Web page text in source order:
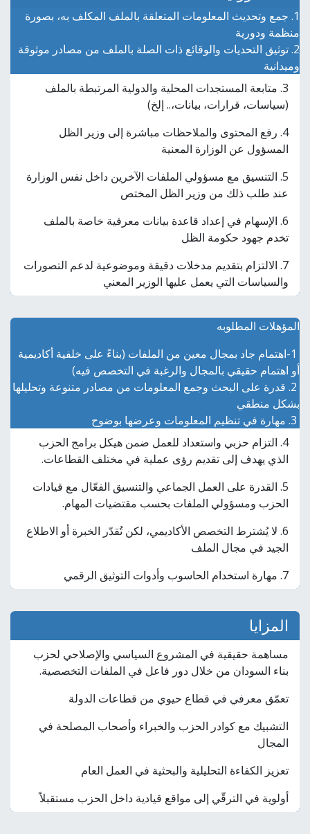
1. جمع وتحديث المعلومات المتعلقة بالملف المكلف به، بصورة
منظمة ودورية
2. توثيق التحديات والوقائع ذات الصلة بالملف من مصادر موثوقة
وميدانية
3. متابعة المستجدات المحلية والدولية المرتبطة بالملف
(سياسات، قرارات، بيانات،.. إلخ)
4. رفع المحتوى والملاحظات مباشرة إلى وزير الظل
المسؤول عن الوزارة المعنية
5. التنسيق مع مسؤولي الملفات الآخرين داخل نفس الوزارة
عند طلب ذلك من وزير الظل المختص
6. الإسهام في إعداد قاعدة بيانات معرفية خاصة بالملف
تخدم جهود حكومة الظل
7. الالتزام بتقديم مدخلات دقيقة وموضوعية لدعم التصورات
والسياسات التي يعمل عليها الوزير المعني
المؤهلات المطلوبه
1-اهتمام جاد بمجال معين من الملفات (بناءً على خلفية أكاديمية
أو اهتمام حقيقي بالمجال والرغبة في التخصص فيه)
2. قدرة على البحث وجمع المعلومات من مصادر متنوعة وتحليلها
بشكل منطقي
4. التزام حزبي واستعداد للعمل ضمن هيكل برامج الحزب
الذي يهدف إلى تقديم رؤى عملية في مختلف القطاعات.
5. القدرة على العمل الجماعي والتنسيق الفعّال مع قيادات
الحزب ومسؤولي الملفات بحسب مقتضيات المهام.
6. لا يُشترط التخصص الأكاديمي، لكن تُقدّر الخبرة أو الاطلاع
الجيد في مجال الملف
7. مهارة استخدام الحاسوب وأدوات التوثيق الرقمي
المزايا
مساهمة حقيقية في المشروع السياسي والإصلاحي لحزب
بناء السودان من خلال دور فاعل في الملفات التخصصية.
تعمّق معرفي في قطاع حيوي من قطاعات الدولة
التشبيك مع كوادر الحزب والخبراء وأصحاب المصلحة في
المجال
تعزيز الكفاءة التحليلية والبحثية في العمل العام
أولوية في الترقّي إلى مواقع قيادية داخل الحزب مستقبلاً